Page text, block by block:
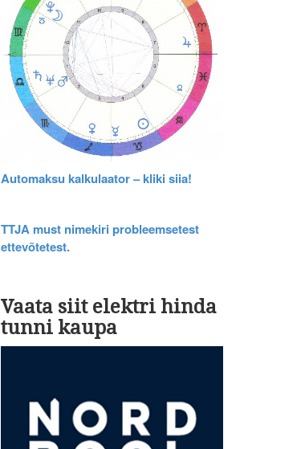
Automaksu kalkulaator – kliki siia!
TTJA must nimekiri probleemsetest
ettevõtetest.
Vaata siit elektri hinda
tunni kaupa